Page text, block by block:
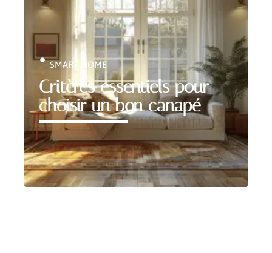
Critères essentiels pour
choisir un bon canapé
SMART HOME